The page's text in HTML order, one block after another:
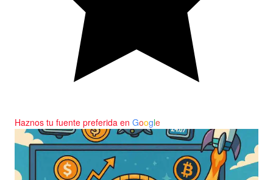
Haznos tu fuente preferida en Google